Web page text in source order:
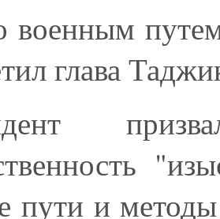
военным
глава
пути и